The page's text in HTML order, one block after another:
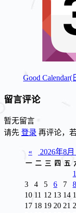
Good
留言评论
暂无留言
请先 登录 再评论，
« 2026年8月
一 二 三 四 五
1
3
4 5 6 7 8
10 11 12 13 14
17 18 19 20 21